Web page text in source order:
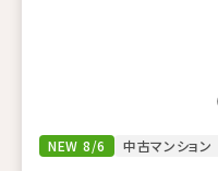
NEW 8/6 中古マンション